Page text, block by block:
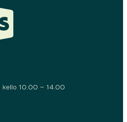
kello 10.00 – 14.00